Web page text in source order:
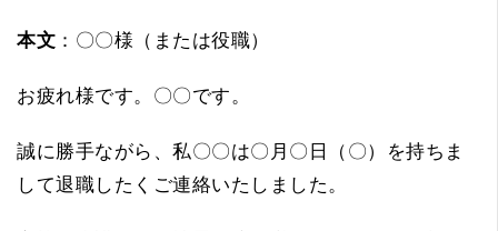
本文 ：〇〇様（または役職）
お疲れ様です。〇〇です。
誠に勝手ながら、私〇〇は〇月〇日（〇）を持ちま
して退職したくご連絡いたしました。